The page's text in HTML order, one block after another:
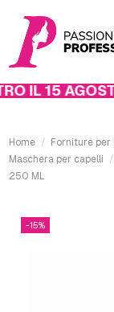
IL 15 AGOSTO!
Home Forniture
Maschera per capelli
250 ML
-15%